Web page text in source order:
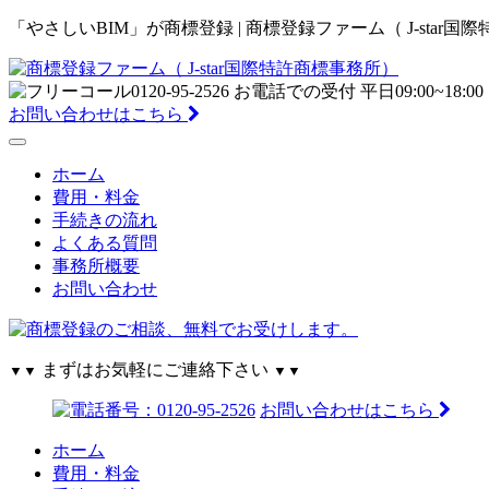
「やさしいBIM」が商標登録 | 商標登録ファーム（ J-star国際
お問い合わせはこちら
ホーム
費用・料金
手続きの流れ
よくある質問
事務所概要
お問い合わせ
▼▼ まずはお気軽にご連絡下さい ▼▼
お問い合わせはこちら
ホーム
費用・料金